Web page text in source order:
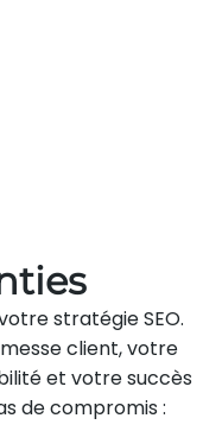
stratégie SEO.
client, votre
et votre succès
de compromis :